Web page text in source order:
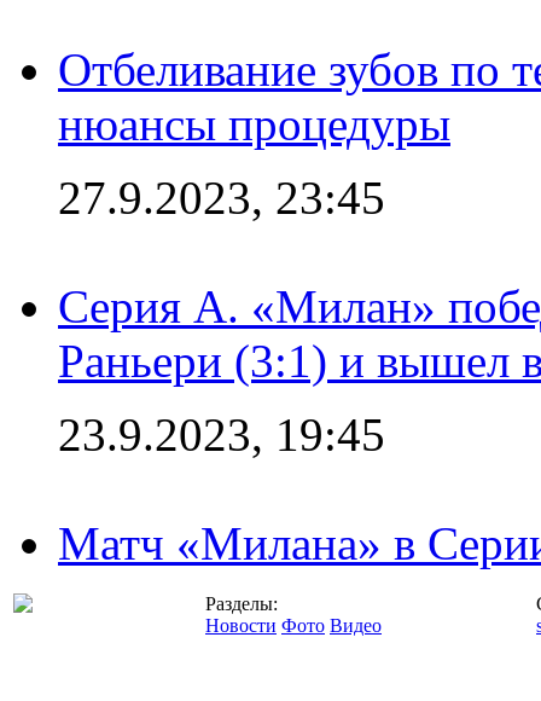
Отбеливание зубов по
нюансы процедуры
27.9.2023, 23:45
Серия А. «Милан»
Раньери (3:1) и вышел
23.9.2023, 19:45
Матч «Милана» в
Разделы:
Новости Фото Видео